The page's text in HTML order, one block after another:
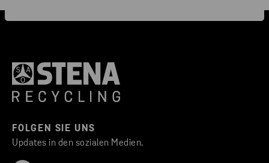
FOLGEN SIE UNS
Updates in den sozialen Medien.